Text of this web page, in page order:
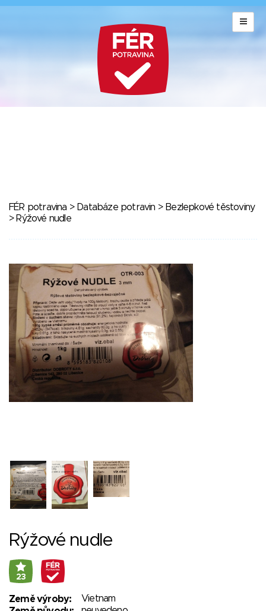
FÉR potravina > Databáze potravin > Bezlepkové těstoviny
> Rýžové nudle
Rýžové nudle
23
Země výroby:
Vietnam